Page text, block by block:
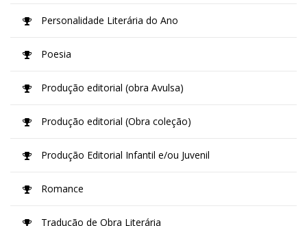
Personalidade Literária do Ano
Poesia
Produção editorial (obra Avulsa)
Produção editorial (Obra coleção)
Produção Editorial Infantil e/ou Juvenil
Romance
Tradução de Obra Literária